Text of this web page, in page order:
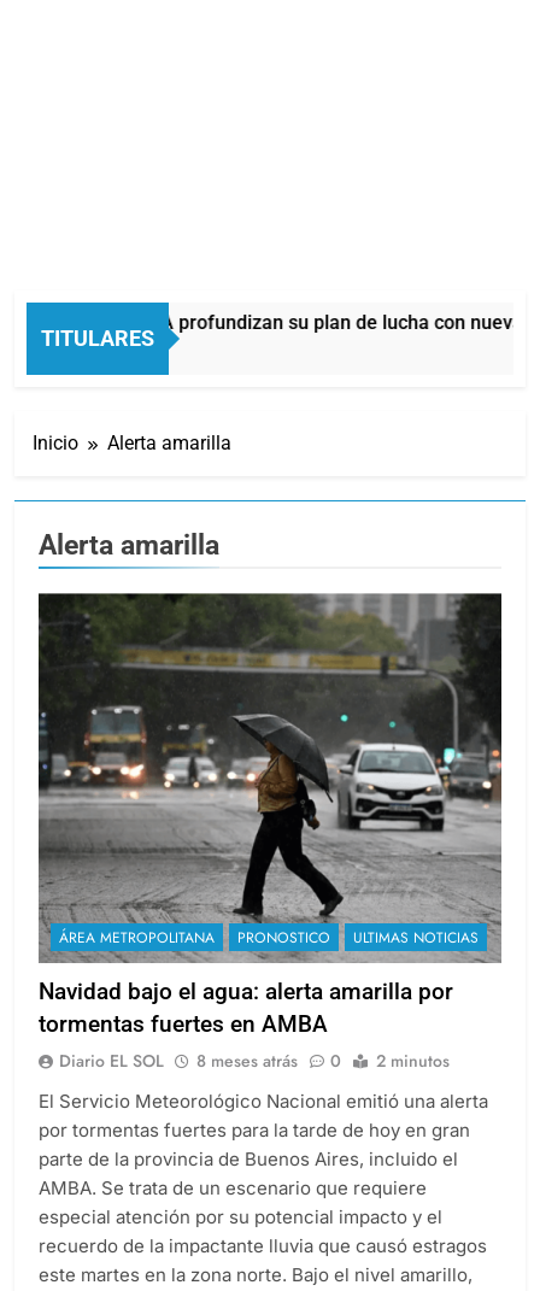
TITULARES
dos CTA profundizan su plan de lucha con nuevas
Inicio Alerta amarilla
Alerta amarilla
ÁREA METROPOLITANA PRONOSTICO ULTIMAS NOTICIAS
Navidad bajo el agua: alerta amarilla por
tormentas fuertes en AMBA
Diario EL SOL 8 meses atrás 0 2 minutos
El Servicio Meteorológico Nacional emitió una alerta
por tormentas fuertes para la tarde de hoy en gran
parte de la provincia de Buenos Aires, incluido el
AMBA. Se trata de un escenario que requiere
especial atención por su potencial impacto y el
recuerdo de la impactante lluvia que causó estragos
este martes en la zona norte. Bajo el nivel amarillo,